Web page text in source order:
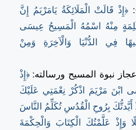
﴿إِذْ قَالَتْ الْمَلَائِكَةُ يَامَرْيَمُ إِنَّ
مِنْهُ اسْمُهُ الْمَسِيحُ عِيسَى
فِي الدُّنْيَا وَالْآخِرَةِ وَمِنْ
نبوة المسيح ورسالته: ﴿إِذْ
ابْنَ مَرْيَمَ اذْكُرْ نِعْمَتِي عَلَيْكَ
أَيَّدتُّكَ بِرُوحِ الْقُدُسِ تُكَلِّمُ النَّاسَ
وَإِذْ عَلَّمْتُكَ الْكِتَابَ وَالْحِكْمَةَ